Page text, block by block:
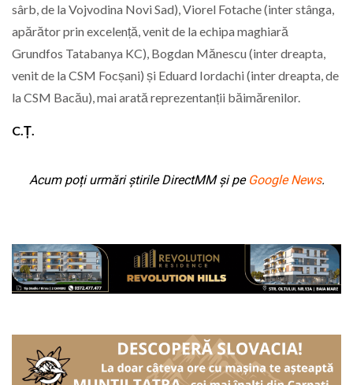
sârb, de la Vojvodina Novi Sad), Viorel Fotache (inter stânga,
apărător prin excelență, venit de la echipa maghiară
Grundfos Tatabanya KC), Bogdan Mănescu (inter dreapta,
venit de la CSM Focșani) și Eduard Iordachi (inter dreapta, de
la CSM Bacău), mai arată reprezentanții băimărenilor.
C.Ț.
Acum poți urmări știrile DirectMM și pe Google News.